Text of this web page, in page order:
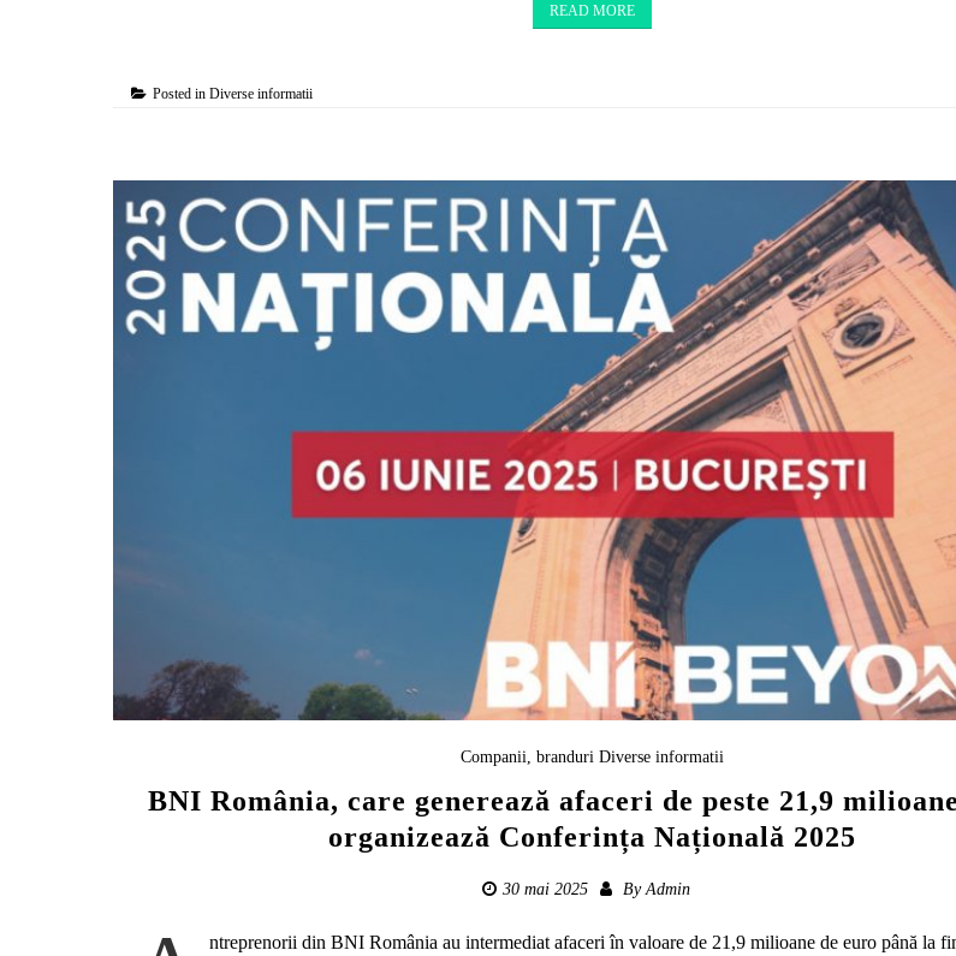
READ MORE
Posted inDiverse informatii
Companii, branduri Diverse informatii
BNI România, care generează afaceri de peste 21,9
organizează Conferința Națională 2025
30 mai 2025 ByAdmin
ntreprenorii din BNI România au intermediat afaceri în valoare de 21,9 milioane de euro până la